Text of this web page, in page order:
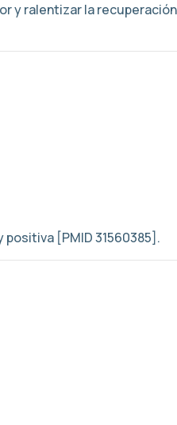
y ralentizar la recuperación
[PMID 31560385].